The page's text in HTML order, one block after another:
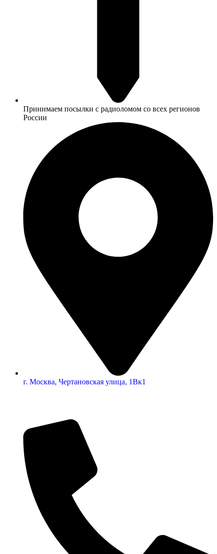
Принимаем посылки с радиоломом со всех регионов
России
г. Москва, Чертановская улица, 1Вк1